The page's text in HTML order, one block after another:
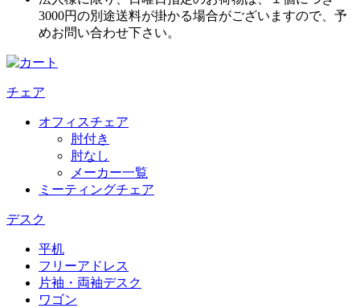
3000円の別途送料が掛かる場合がございますので、予
めお問い合わせ下さい。
チェア
オフィスチェア
肘付き
肘なし
メーカー一覧
ミーティングチェア
デスク
平机
フリーアドレス
片袖・両袖デスク
ワゴン